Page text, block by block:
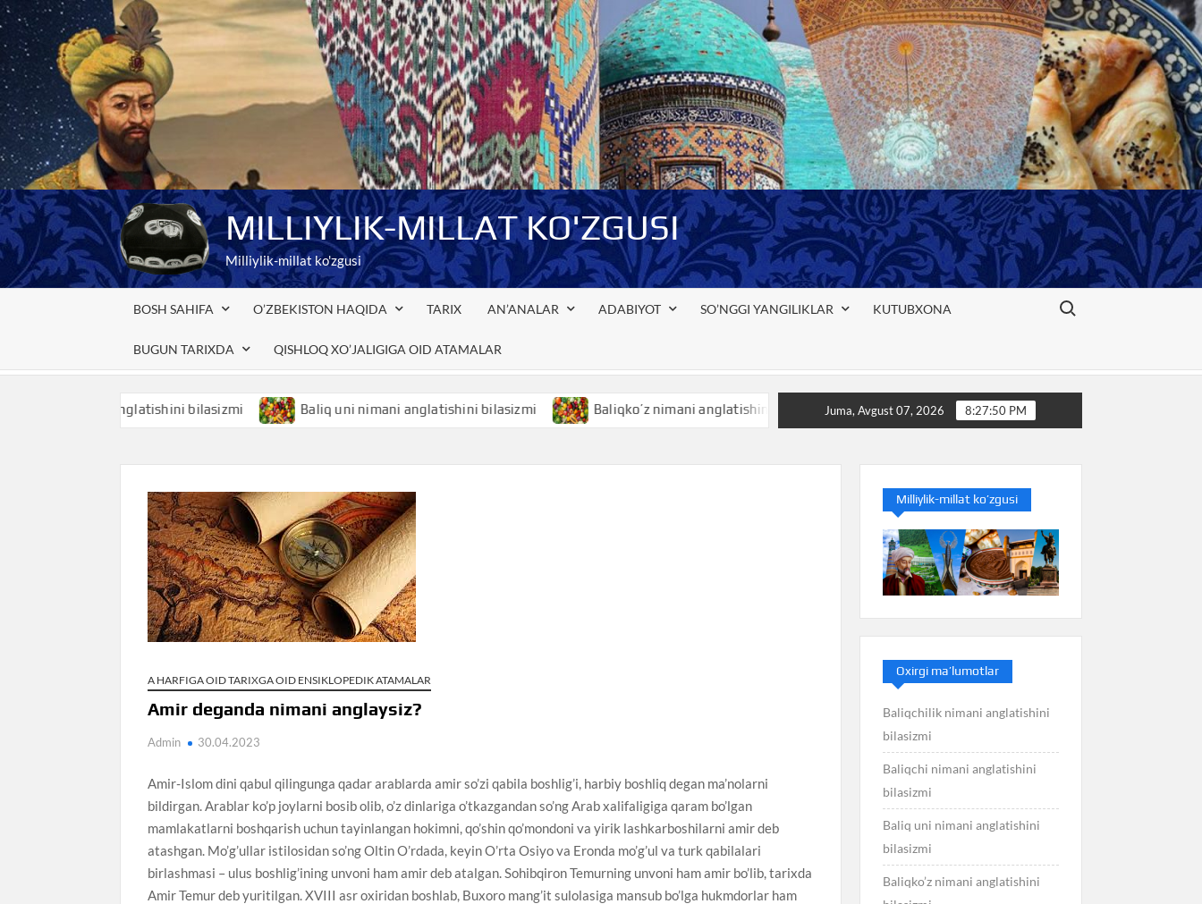
Skip
to
content
MILLIYLIK-MILLAT KO'ZGUSI
Milliylik-millat ko'zgusi
BOSH SAHIFA O’ZBEKISTON HAQIDA TARIX AN’ANALAR ADABIYOT SO’NGGI YANGILIKLAR KUTUBXONA
BUGUN TARIXDA QISHLOQ XO’JALIGIGA OID ATAMALAR
Search for:
nimani anglatishini bilasizmi Baliq uni nimani anglatishini bilasizmi Baliqko’z nimani anglatishini bilasizmi Baliq nimani anglatishini bilasizmi
Juma, Avgust 07, 2026 8:27:51 PM
A HARFIGA OID TARIXGA OID ENSIKLOPEDIK ATAMALAR
Amir deganda nimani anglaysiz?
Admin 30.04.2023
Amir-Islom dini qabul qilingunga qadar arablarda amir so’zi qabila boshlig’i, harbiy boshliq degan ma’nolarni
bildirgan. Arablar ko’p joylarni bosib olib, o’z dinlariga o’tkazgandan so’ng Arab xalifaligiga qaram bo’lgan
mamlakatlarni boshqarish uchun tayinlangan hokimni, qo’shin qo’mondoni va yirik lashkarboshilarni amir deb
atashgan. Mo’g’ullar istilosidan so’ng Oltin O’rdada, keyin O’rta Osiyo va Eronda mo’g’ul va turk qabilalari
birlashmasi – ulus boshlig’ining unvoni ham amir deb atalgan. Sohibqiron Temurning unvoni ham amir bo’lib, tarixda
Amir Temur deb yuritilgan. XVIII asr oxiridan boshlab, Buxoro mang’it sulolasiga mansub bo’lga hukmdorlar ham
Milliylik-millat ko’zgusi
Oxirgi ma’lumotlar
Baliqchilik nimani anglatishini
bilasizmi
Baliqchi nimani anglatishini
bilasizmi
Baliq uni nimani anglatishini
bilasizmi
Baliqko’z nimani anglatishini